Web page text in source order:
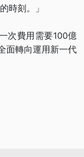
時刻。」
次費用需要100億
面轉向運用新一代